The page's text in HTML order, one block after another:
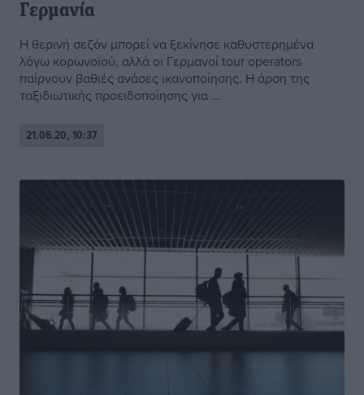
Γερμανία
Η θερινή σεζόν μπορεί να ξεκίνησε καθυστερημένα
λόγω κορωνοϊού, αλλά οι Γερμανοί tour operators
παίρνουν βαθιές ανάσες ικανοποίησης. Η άρση της
ταξιδιωτικής προειδοποίησης για ...
21.06.20, 10:37